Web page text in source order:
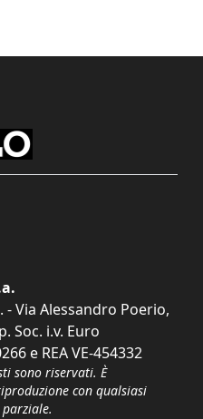
Via Alessandro Poerio,
Soc. i.v. Euro
e REA VE-454332
sono riservati. È
con qualsiasi